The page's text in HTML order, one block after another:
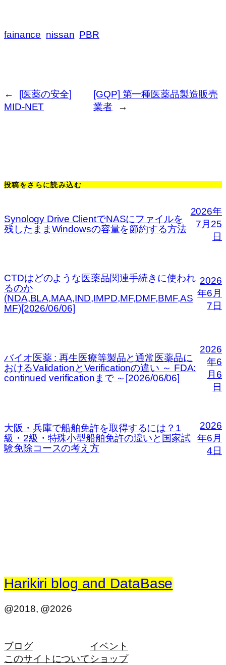
fainance nissan PBR
←
[医薬の安全]
MID-NET
[GQP] 第一種医薬品製造販売
業者
→
投稿をさらに読み込む
Synology Drive ClientでNASにファイルを
残したままWindowsの容量を節約する方法
2026年
7月25
日
CTDはどのような医薬品関連手続きに使われ
るのか
(NDA,BLA,MAA,IND,IMPD,MF,DMF,BMF,AS
MF)[2026/06/06]
2026
年6月
7日
バイオ医薬 : 再生医療等製品と通常医薬品に
おけるValidationとVerificationの違い ～ FDA:
continued verificationまで ～[2026/06/06]
2026
年6
月6
日
大阪・兵庫で船舶免許を取得するには？1
級・2級・特殊小型船舶免許の違いと国家試
験免除コースの考え方
2026
年6月
4日
Harikiri blog and DataBase
@2018, @2026
ブログ
このサイトについて
イベント
ショップ